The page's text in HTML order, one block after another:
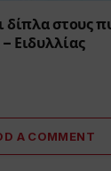
δίπλα στους
Ειδυλλίας
A COMMENT